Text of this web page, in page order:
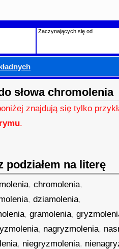
Zaczynających się od
słowa chromolenia
znajdują się tylko
.
podziałem na literę
,chromolenia,
,dziamolenia,
,gramolenia,
, nagryzmolenia,
, niegryzmolenia,